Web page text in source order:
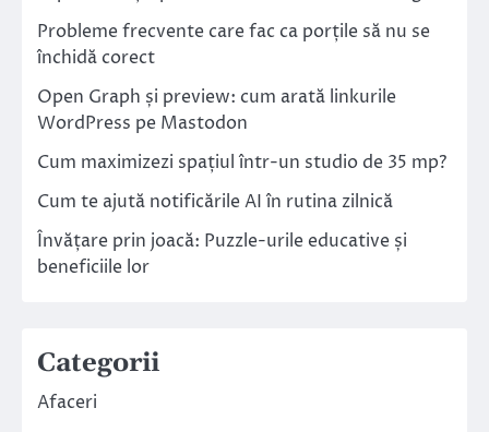
Probleme frecvente care fac ca porțile să nu se
închidă corect
Open Graph și preview: cum arată linkurile
WordPress pe Mastodon
Cum maximizezi spațiul într-un studio de 35 mp?
Cum te ajută notificările AI în rutina zilnică
Învățare prin joacă: Puzzle-urile educative și
beneficiile lor
Categorii
Afaceri